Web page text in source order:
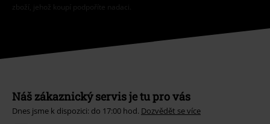
zboží, jehož koupí podpoříte nadaci.
Náš zákaznický servis je tu pro vás
Dnes jsme k dispozici: do 17:00 hod. Dozvědět se více